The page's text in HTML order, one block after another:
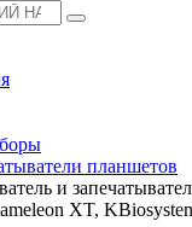
планшетов
и
XT,